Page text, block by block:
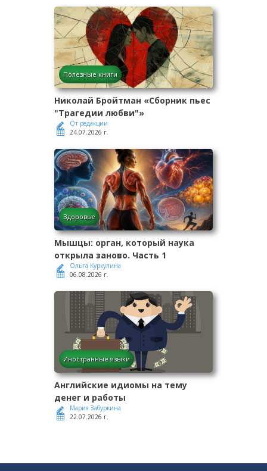
Полезные книги
Николай Бройтман «Сборник пьес
"Трагедии любви"»
От редакции
24.07.2026 г.
Здоровье
Мышцы: орган, который наука
открыла заново. Часть 1
Ольга Куркулина
06.08.2026 г.
Иностранные языки
Английские идиомы на тему
денег и работы
Мария Забуркина
22.07.2026 г.